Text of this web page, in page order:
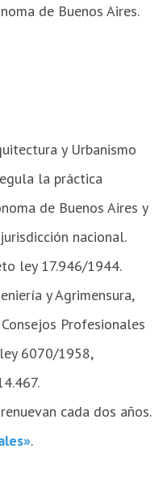
de Buenos Aires.
y Urbanismo
la práctica
de Buenos Aires y
nacional.
ley 17.946/1944.
y Agrimensura,
Profesionales
6070/1958,
cada dos años.
.